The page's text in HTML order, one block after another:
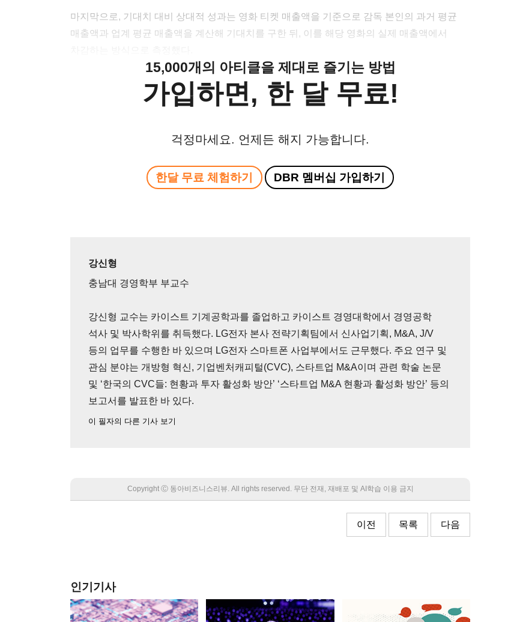
마지막으로, 기대치 대비 상대적 성과는 영화 티켓 매출액을 기준으로 감독 본인의 과거 평균
매출액과 업계 평균 매출액을 계산해 기대치를 구한 뒤, 이를 해당 영화의 실제 매출액에서
15,000개의 아티클을 제대로 즐기는 방법
가입하면, 한 달 무료!
걱정마세요. 언제든 해지 가능합니다.
한달 무료 체험하기 DBR 멤버십 가입하기
강신형
충남대 경영학부 부교수
강신형 교수는 카이스트 기계공학과를 졸업하고 카이스트 경영대학에서 경영공학
석사 및 박사학위를 취득했다. LG전자 본사 전략기획팀에서 신사업기획, M&A, J/V
등의 업무를 수행한 바 있으며 LG전자 스마트폰 사업부에서도 근무했다. 주요 연구 및
관심 분야는 개방형 혁신, 기업벤처캐피털(CVC), 스타트업 M&A이며 관련 학술 논문
및 ‘한국의 CVC들: 현황과 투자 활성화 방안’ ‘스타트업 M&A 현황과 활성화 방안’ 등의
보고서를 발표한 바 있다.
이 필자의 다른 기사 보기
Copyright Ⓒ 동아비즈니스리뷰. All rights reserved. 무단 전재, 재배포 및 AI학습 이용 금지
이전 목록 다음
인기기사